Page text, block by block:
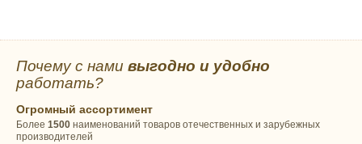
Почему с нами выгодно и удобно
работать?
Огромный ассортимент
Более 1500 наименований товаров отечественных и зарубежных
производителей